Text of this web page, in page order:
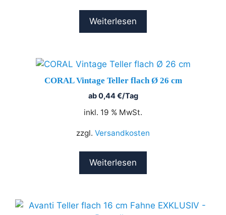
Weiterlesen
CORAL Vintage Teller flach Ø 26 cm
ab0,44€/Tag
inkl. 19 % MwSt.
zzgl. Versandkosten
Weiterlesen